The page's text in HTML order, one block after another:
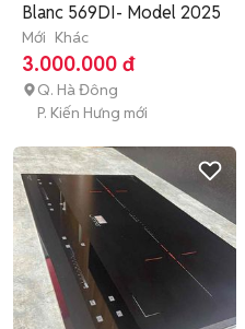
Blanc 569DI- Model 2025
Mới Khác
3.000.000 đ
Q. Hà Đông
P. Kiến Hưng mới